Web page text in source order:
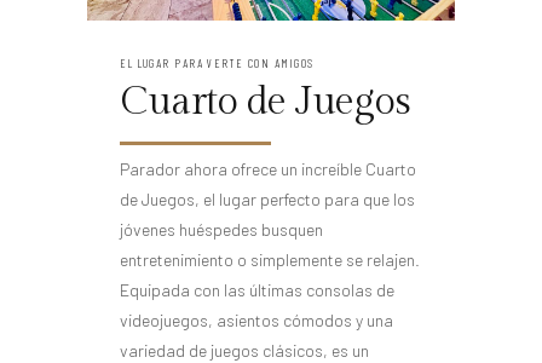
EL LUGAR PARA VERTE CON AMIGOS
Cuarto de Juegos
Parador ahora ofrece un increíble Cuarto
de Juegos, el lugar perfecto para que los
jóvenes huéspedes busquen
entretenimiento o simplemente se relajen.
Equipada con las últimas consolas de
videojuegos, asientos cómodos y una
variedad de juegos clásicos, es un